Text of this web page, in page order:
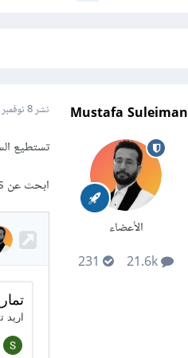
Mustafa Suleiman
الأعضاء
نشر8 نوفمبر 2024
تستطيع
ابحث عن Python Quizzes وستجد تمارين لكن بالإنجليزية، وإليك بعض التمارين: